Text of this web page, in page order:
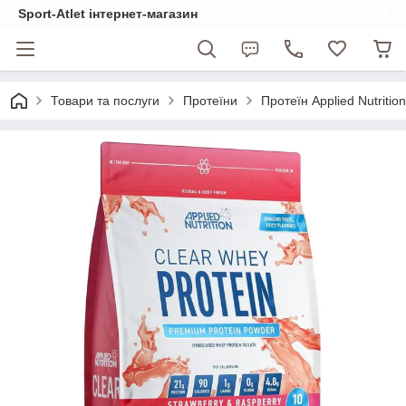
Sport-Atlet інтернет-магазин
Товари та послуги Протеїни Протеїн Applied